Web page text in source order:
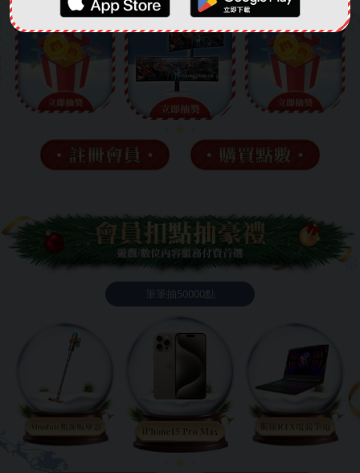
筆筆抽50000點
❄